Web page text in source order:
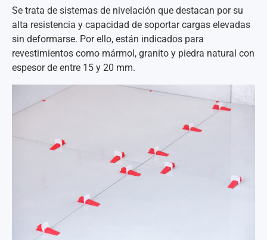
Se trata de sistemas de nivelación que destacan por su
alta resistencia y capacidad de soportar cargas elevadas
sin deformarse. Por ello, están indicados para
revestimientos como mármol, granito y piedra natural con
espesor de entre 15 y 20 mm.